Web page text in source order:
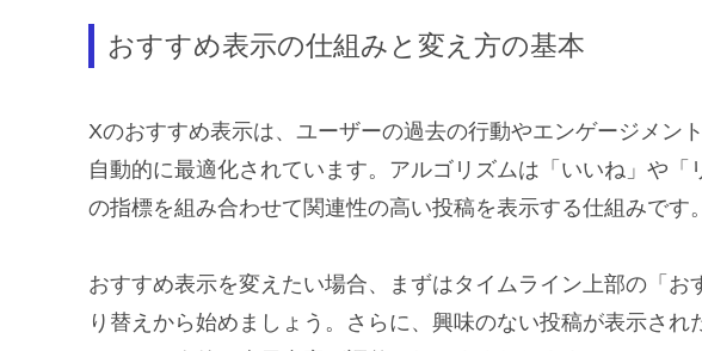
おすすめ表示の仕組みと変え方の基本
Xのおすすめ表示は、ユーザーの過去の行動やエンゲージメン
自動的に最適化されています。アルゴリズムは「いいね」や
の指標を組み合わせて関連性の高い投稿を表示する仕組みです。
おすすめ表示を変えたい場合、まずはタイムライン上部の「お
り替えから始めましょう。さらに、興味のない投稿が表示さ